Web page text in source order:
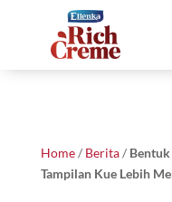
Home/ Berita/
Tampilan Kue Lebih